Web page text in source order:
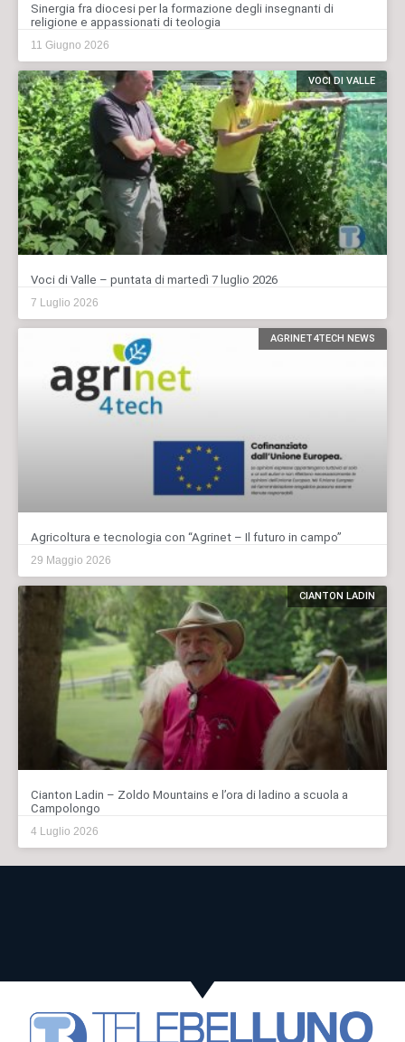
Sinergia fra diocesi per la formazione degli insegnanti di
religione e appassionati di teologia
11 Giugno 2026
VOCI DI VALLE
Voci di Valle – puntata di martedì 7 luglio 2026
7 Luglio 2026
AGRINET4TECH NEWS
Agricoltura e tecnologia con “Agrinet – Il futuro in campo”
29 Maggio 2026
CIANTON LADIN
Cianton Ladin – Zoldo Mountains e l’ora di ladino a scuola a
Campolongo
4 Luglio 2026